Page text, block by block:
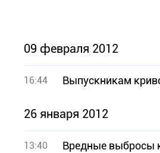
09 февраля 2012
16:44 Выпускникам
26 января 2012
13:40 Вредные выбросы